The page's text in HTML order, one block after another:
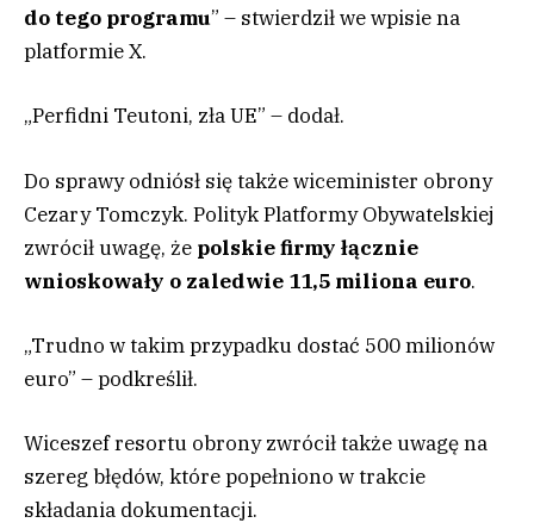
do tego programu” – stwierdził we wpisie na
platformie X.
„Perfidni Teutoni, zła UE” – dodał.
Do sprawy odniósł się także wiceminister obrony
Cezary Tomczyk. Polityk Platformy Obywatelskiej
zwrócił uwagę, że polskie firmy łącznie
wnioskowały o zaledwie 11,5 miliona euro.
„Trudno w takim przypadku dostać 500 milionów
euro” – podkreślił.
Wiceszef resortu obrony zwrócił także uwagę na
szereg błędów, które popełniono w trakcie
składania dokumentacji.